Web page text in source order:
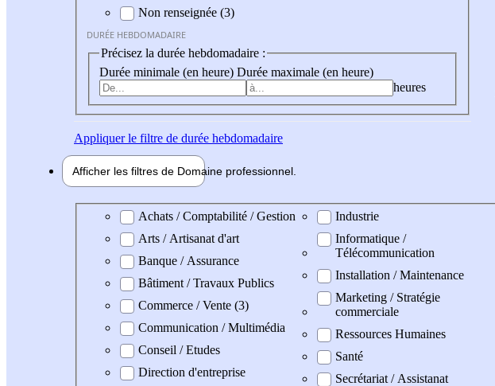
Non renseignée (3)
DURÉE HEBDOMADAIRE
Précisez la durée hebdomadaire :
Durée minimale (en heure) Durée maximale (en heure)
heures
Appliquerle filtre de durée hebdomadaire
Afficher les filtres de Domaine professionnel
Domaine professionel
Achats / Comptabilité / Gestion
Arts / Artisanat d'art
Banque / Assurance
Bâtiment / Travaux Publics
Commerce / Vente (3)
Communication / Multimédia
Conseil / Etudes
Direction d'entreprise
Industrie
Informatique /
Télécommunication
Installation / Maintenance
Marketing / Stratégie
commerciale
Ressources Humaines
Santé
Secrétariat / Assistanat